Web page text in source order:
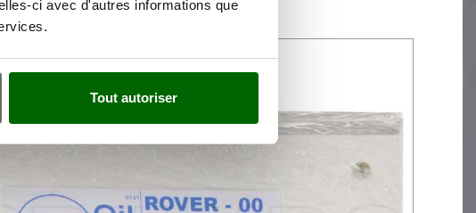
ci avec d'autres informations que
Tout autoriser